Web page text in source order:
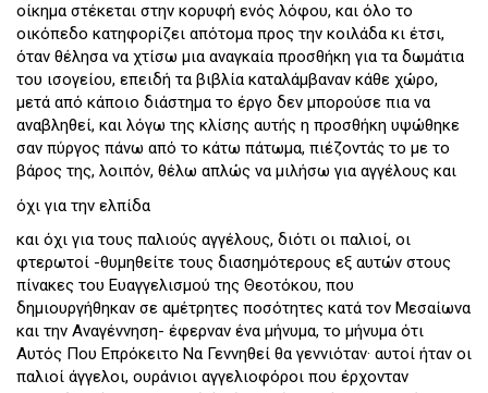
οίκημα στέκεται στην κορυφή ενός λόφου, και όλο το
οικόπεδο κατηφορίζει απότομα προς την κοιλάδα κι έτσι,
όταν θέλησα να χτίσω μια αναγκαία προσθήκη για τα δωμάτια
του ισογείου, επειδή τα βιβλία καταλάμβαναν κάθε χώρο,
μετά από κάποιο διάστημα το έργο δεν μπορούσε πια να
αναβληθεί, και λόγω της κλίσης αυτής η προσθήκη υψώθηκε
σαν πύργος πάνω από το κάτω πάτωμα, πιέζοντάς το με το
βάρος της, λοιπόν, θέλω απλώς να μιλήσω για αγγέλους και
όχι για την ελπίδα
και όχι για τους παλιούς αγγέλους, διότι οι παλιοί, οι
φτερωτοί -θυμηθείτε τους διασημότερους εξ αυτών στους
πίνακες του Ευαγγελισμού της Θεοτόκου, που
δημιουργήθηκαν σε αμέτρητες ποσότητες κατά τον Μεσαίωνα
και την Αναγέννηση- έφερναν ένα μήνυμα, το μήνυμα ότι
Αυτός Που Επρόκειτο Να Γεννηθεί θα γεννιόταν· αυτοί ήταν οι
παλιοί άγγελοι, ουράνιοι αγγελιοφόροι που έρχονταν